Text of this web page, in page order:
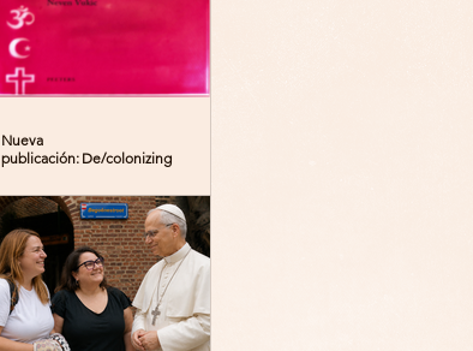
Nueva
publicación: De/colonizing
Contemporary Challenges,
Theoretical Reflections